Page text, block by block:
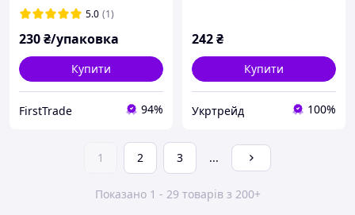
5.0 (1)
230₴/упаковка
Купити
FirstTrade 94%
242₴
Купити
Укртрейд 100%
1 2 3 ...
Показано 1 - 29 товарів з 200+